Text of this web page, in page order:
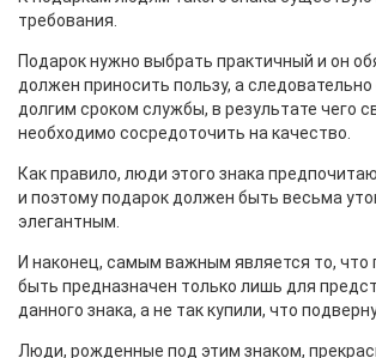
требования.
Подарок нужно выбрать практичный и он
должен приносить пользу, а
долгим сроком службы, в результате чего
необходимо сосредоточить на качество.
Как правило, люди этого знака
и поэтому подарок должен быть весьма
элегантным.
И наконец, самым важным является то, что
быть предназначен только лишь для
данного знака, а не так купили, что
Люди, рожденные под этим знаком,